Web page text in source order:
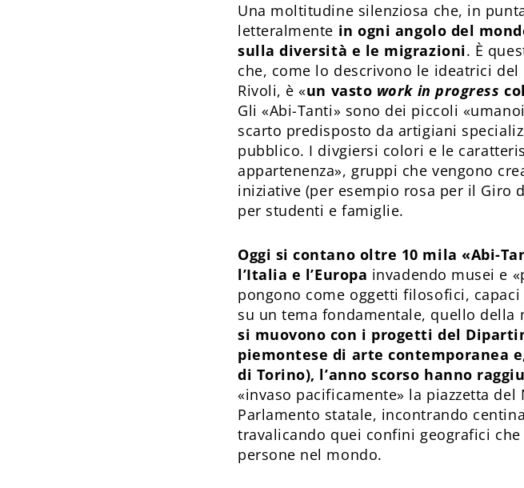
Una moltitudine silenziosa che, in
letteralmente in ogni angolo del
sulla diversità e le migrazioni. È
che, come lo descrivono le ideatrici
Rivoli, è «un vasto work in progress
Gli «Abi-Tanti» sono dei piccoli
scarto predisposto da artigiani
pubblico. I divgiersi colori e le
appartenenza», gruppi che vengono
iniziative (per esempio rosa per il Giro
per studenti e famiglie.
Oggi si contano oltre 10 mila «Abi-
l’Italia e l’Europa invadendo musei e
pongono come oggetti filosofici,
su un tema fondamentale, quello della
si muovono con i progetti del
piemontese di arte contemporanea
di Torino), l’anno scorso hanno
«invaso pacificamente» la piazzetta
Parlamento statale, incontrando
travalicando quei confini geografici
persone nel mondo.